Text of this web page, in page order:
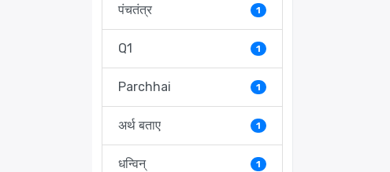
पंचतंत्र 1
Q1 1
Parchhai 1
अर्थ बताए 1
धन्विन् 1